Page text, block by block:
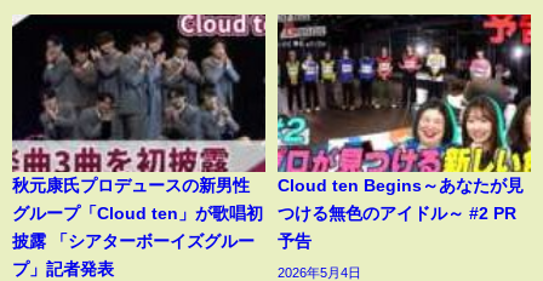
秋元康氏プロデュースの新男性
グループ「Cloud ten」が歌唱初
披露 「シアターボーイズグルー
プ」記者発表
Cloud ten Begins～あなたが見
つける無色のアイドル～ #2 PR
予告
2026年5月4日